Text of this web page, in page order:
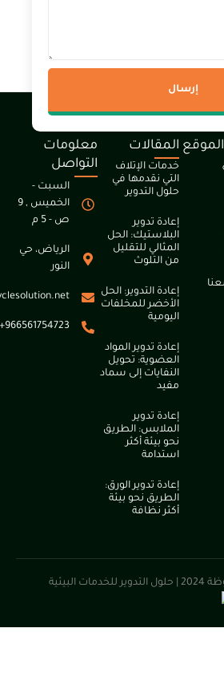
المقالات
خدمات الإتلاف
التي نقدمها في
حلول التدوير
إعادة تدوير
البلاستيك: الحل
المثالي للتقليل
من التلوث
إعادة التدوير: الحل
الأخضر للمخلفات
إعادة تدوير المواد
العضوية: تحويل
النفايات إلى سماد
إعادة تدوير
الملابس: الطريق
نحو بيئة أكثر
إعادة تدوير الورق:
الطريق نحو بيئة
أكثر نظافة
معلومات
التواصل
الخميس , 9
الرياض، حي
info@recyclesolution.net
966561754723+